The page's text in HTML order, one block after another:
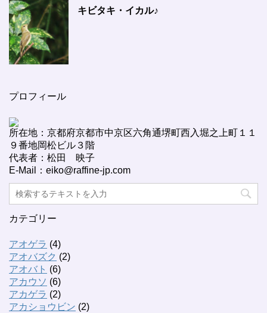
キビタキ・イカル♪
プロフィール
所在地：京都府京都市中京区六角通堺町西入堀之上町１１
９番地岡松ビル３階
代表者：松田 映子
E-Mail：eiko@raffine-jp.com
カテゴリー
アオゲラ (4)
アオバズク (2)
アオバト (6)
アカウソ (6)
アカゲラ (2)
アカショウビン (2)